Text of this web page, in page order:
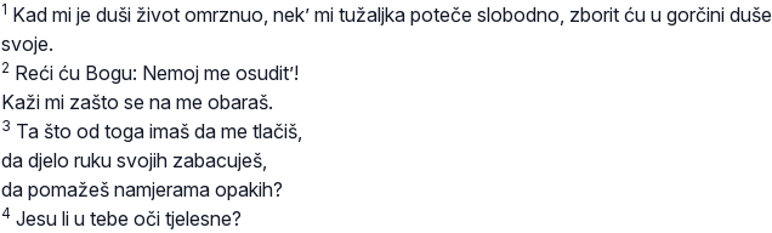
1 Kad mi je duši život omrznuo, nek’ mi tužaljka poteče slobodno, zborit ću u gorčini duše
svoje.
2 Reći ću Bogu: Nemoj me osudit’!
Kaži mi zašto se na me obaraš.
3 Ta što od toga imaš da me tlačiš,
da djelo ruku svojih zabacuješ,
da pomažeš namjerama opakih?
4 Jesu li u tebe oči tjelesne?